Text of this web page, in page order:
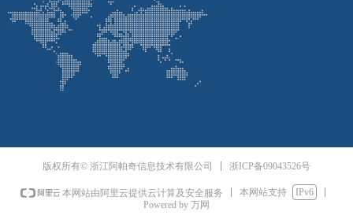
版权所有© 浙江阿帕奇信息技术有限公司 浙ICP备09043526号
本网站由阿里云提供云计算及安全服务 本网站支持
IPv6
Powered by 万网